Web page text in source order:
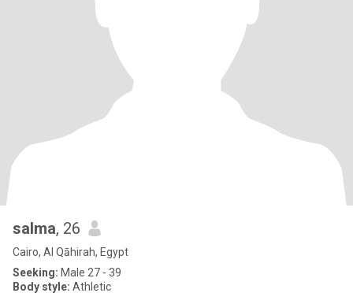
salma, 26
Cairo, Al Qāhirah, Egypt
Seeking: Male 27 - 39
Body style: Athletic